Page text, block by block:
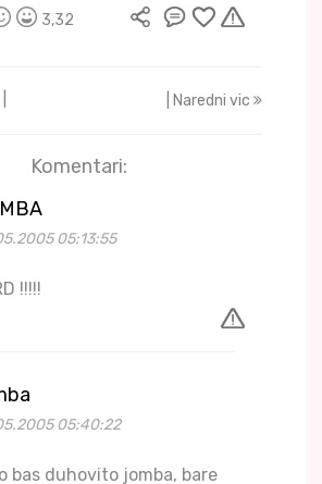
3,32
| Naredni vic
Komentari:
05:13:55
!!!!!
05:40:22
bas duhovito jomba, bare